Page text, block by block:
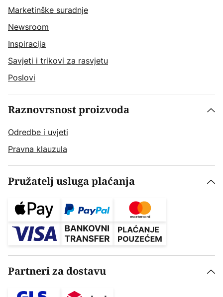
Marketinške suradnje
Newsroom
Inspiracija
Savjeti i trikovi za rasvjetu
Poslovi
Raznovrsnost proizvoda
Odredbe i uvjeti
Pravna klauzula
Pružatelj usluga plaćanja
Partneri za dostavu